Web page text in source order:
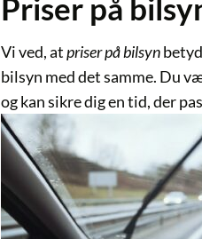
Priser på
Vi ved, atpriser på bilsyn
bilsyn med det samme. Du
og kan sikre dig en tid, der